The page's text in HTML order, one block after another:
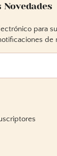
Novedades
para
de